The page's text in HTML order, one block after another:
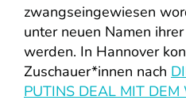
zwangseingewiesen
unter neuen Namen
werden. In Hannover
Zuschauer*innen nach
PUTINS DEAL MIT DEM